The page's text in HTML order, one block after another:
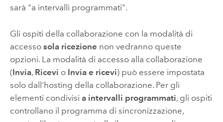
sarà "a intervalli programmati".
Gli ospiti della collaborazione con la modalità di
accesso sola ricezione non vedranno queste
opzioni. La modalità di accesso alla collaborazione
(Invia, Ricevi o Invia e ricevi) può essere impostata
solo dall'hosting della collaborazione. Per gli
elementi condivisi a intervalli programmati, gli ospiti
controllano il programma di sincronizzazione,